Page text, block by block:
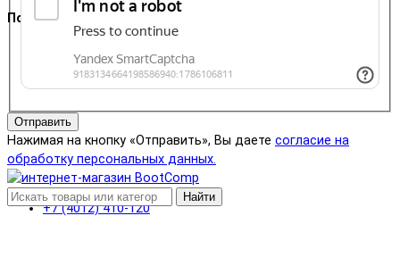
Поддержка
+7 (4012) 410-120
Отправить
Нажимая на кнопку «Отправить», Вы даете согласие на
обработку персональных данных.
Найти